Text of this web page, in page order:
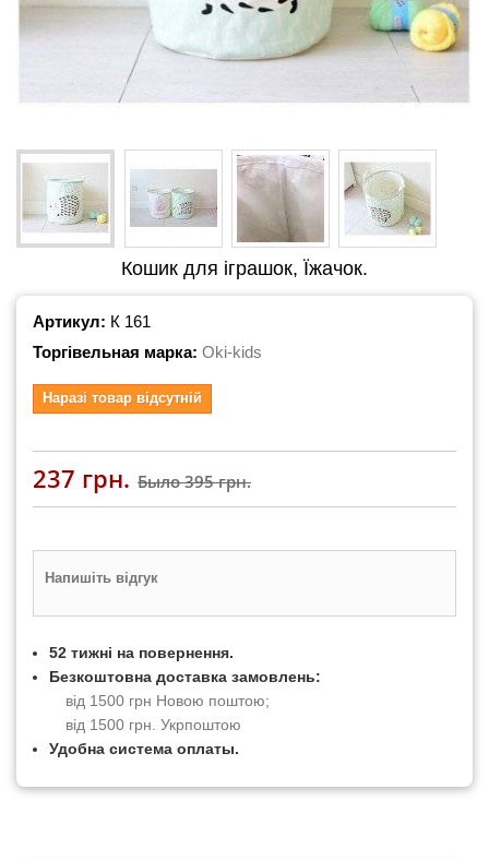
Кошик для іграшок, Їжачок.
Артикул: К 161
Торгівельная марка: Oki-kids
Наразі товар відсутній
237 грн. Было395 грн.
Напишіть відгук
52 тижні на повернення.
Безкоштовна доставка замовлень:
від 1500 грн Новою поштою;
від 1500 грн. Укрпоштою
Удобна система оплаты.